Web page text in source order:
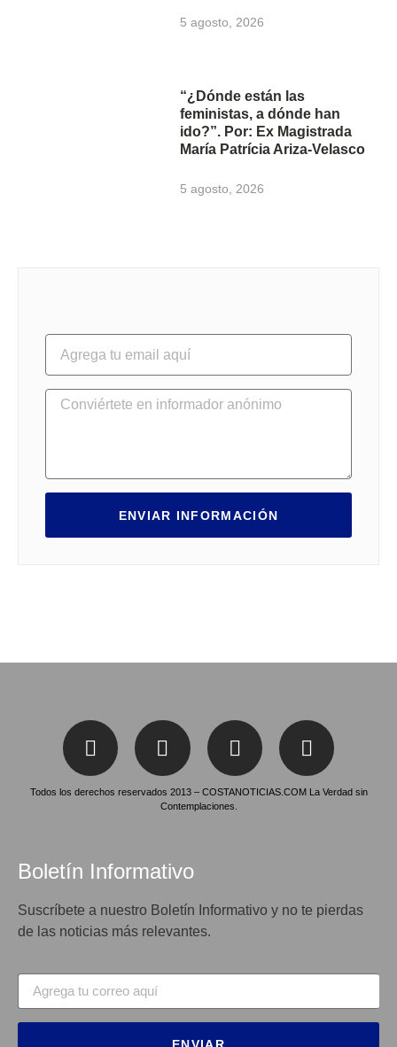
5 agosto, 2026
“¿Dónde están las
feministas, a dónde han
ido?”. Por: Ex Magistrada
María Patrícia Ariza-Velasco
5 agosto, 2026
ENVIAR INFORMACIÓN
Todos los derechos reservados 2013 – COSTANOTICIAS.COM La Verdad sin
Contemplaciones.
Boletín Informativo
Suscríbete a nuestro Boletín Informativo y no te pierdas
de las noticias más relevantes.
ENVIAR